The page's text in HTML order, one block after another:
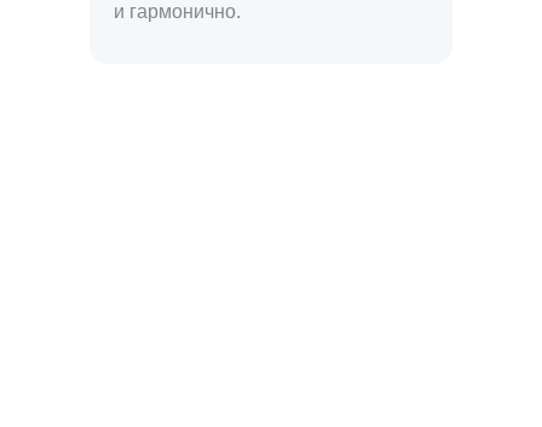
и гармонично.
2 минуты от метро